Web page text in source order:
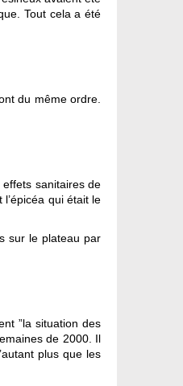
Tout cela a été
du même ordre.
effets sanitaires de
qui était le
sur le plateau par
”la situation des
de 2000. Il
plus que les